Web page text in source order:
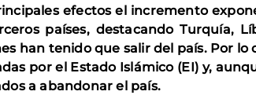
efectos el incremento
países, destacando Turquía,
han tenido que salir del país. Por lo
por el Estado Islámico (EI) y,
a abandonar el país.